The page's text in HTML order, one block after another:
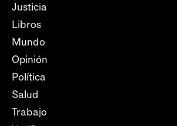
Justicia
Libros
Mundo
Opinión
Política
Salud
Trabajo